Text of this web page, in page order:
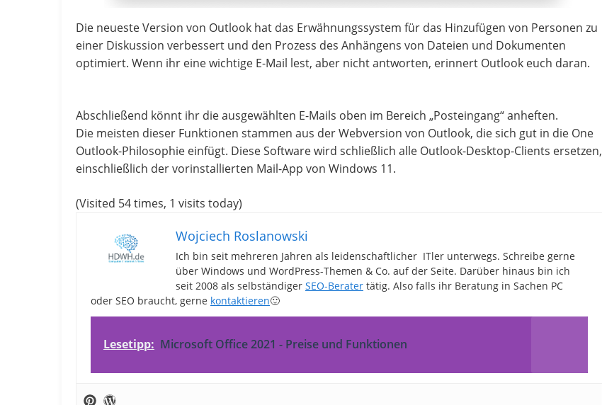
Die neueste Version von Outlook hat das Erwähnungssystem für das Hinzufügen von Personen zu
einer Diskussion verbessert und den Prozess des Anhängens von Dateien und Dokumenten
optimiert. Wenn ihr eine wichtige E-Mail lest, aber nicht antworten, erinnert Outlook euch daran.
Abschließend könnt ihr die ausgewählten E-Mails oben im Bereich „Posteingang“ anheften.
Die meisten dieser Funktionen stammen aus der Webversion von Outlook, die sich gut in die One
Outlook-Philosophie einfügt. Diese Software wird schließlich alle Outlook-Desktop-Clients ersetzen,
einschließlich der vorinstallierten Mail-App von Windows 11.
(Visited 54 times, 1 visits today)
Wojciech Roslanowski
Ich bin seit mehreren Jahren als leidenschaftlicher ITler unterwegs. Schreibe gerne
über Windows und WordPress-Themen & Co. auf der Seite. Darüber hinaus bin ich
seit 2008 als selbständiger SEO-Berater tätig. Also falls ihr Beratung in Sachen PC
oder SEO braucht, gerne kontaktieren🙂
Lesetipp: Microsoft Office 2021 - Preise und Funktionen